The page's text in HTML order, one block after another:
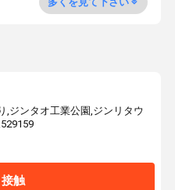
,ジンタオ工業公園,ジンリタウ
接触